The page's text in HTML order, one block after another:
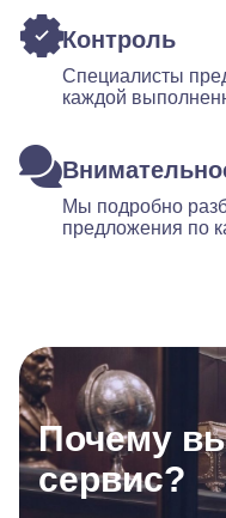
Контроль
Специалисты
каждой
Мы подробно
предложения по
Почему
сервис?